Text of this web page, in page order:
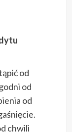
od
od
od
chwili